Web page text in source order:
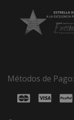
Métodos de Pago: